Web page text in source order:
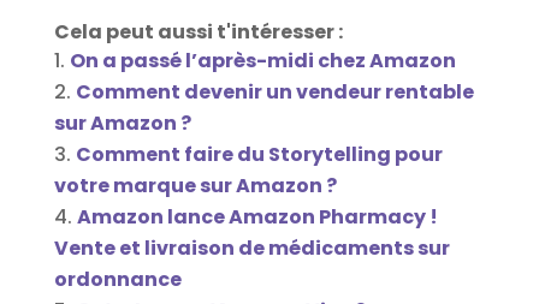
Cela peut aussi t'intéresser :
On a passé l’après-midi chez Amazon
Comment devenir un vendeur rentable
sur Amazon ?
Comment faire du Storytelling pour
votre marque sur Amazon ?
Amazon lance Amazon Pharmacy !
Vente et livraison de médicaments sur
ordonnance